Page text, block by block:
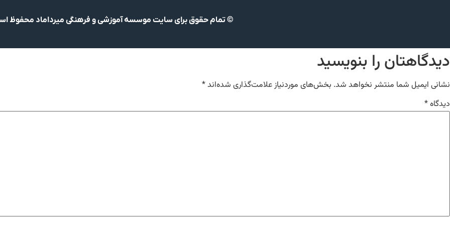
© تمام حقوق برای سایت موسسه آموزشی و فرهنگی میرداماد محفوظ
دیدگاهتان را بنویسید
نشانی ایمیل شما منتشر نخواهد شد. بخش‌های موردنیاز علامت‌گذاری شده‌اند*
دیدگاه*